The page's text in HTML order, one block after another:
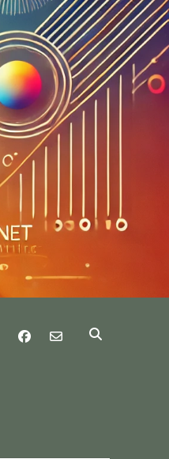
twitter facebook
email-form